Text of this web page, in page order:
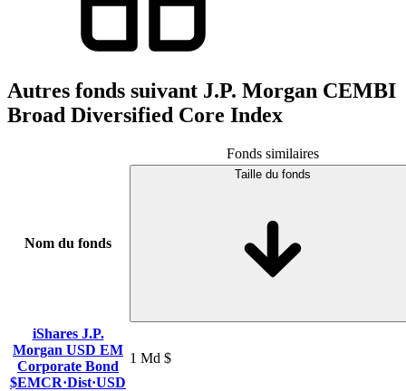
Autres fonds suivant J.P. Morgan CEMBI
Broad Diversified Core Index
Fonds similaires
Nom du fonds
Taille du fonds
iShares J.P.
Morgan USD EM
Corporate Bond
$EMCR·Dist·USD
1 Md $